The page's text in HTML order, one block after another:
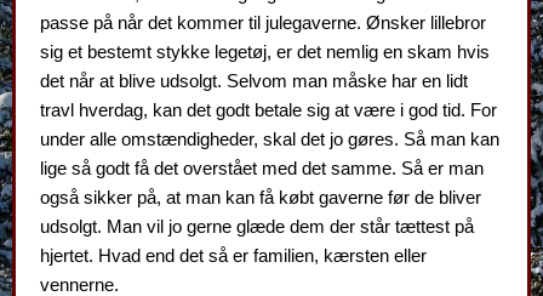
passe på når det kommer til julegaverne. Ønsker lillebror
sig et bestemt stykke legetøj, er det nemlig en skam hvis
det når at blive udsolgt. Selvom man måske har en lidt
travl hverdag, kan det godt betale sig at være i god tid. For
under alle omstændigheder, skal det jo gøres. Så man kan
lige så godt få det overstået med det samme. Så er man
også sikker på, at man kan få købt gaverne før de bliver
udsolgt. Man vil jo gerne glæde dem der står tættest på
hjertet. Hvad end det så er familien, kærsten eller
vennerne.